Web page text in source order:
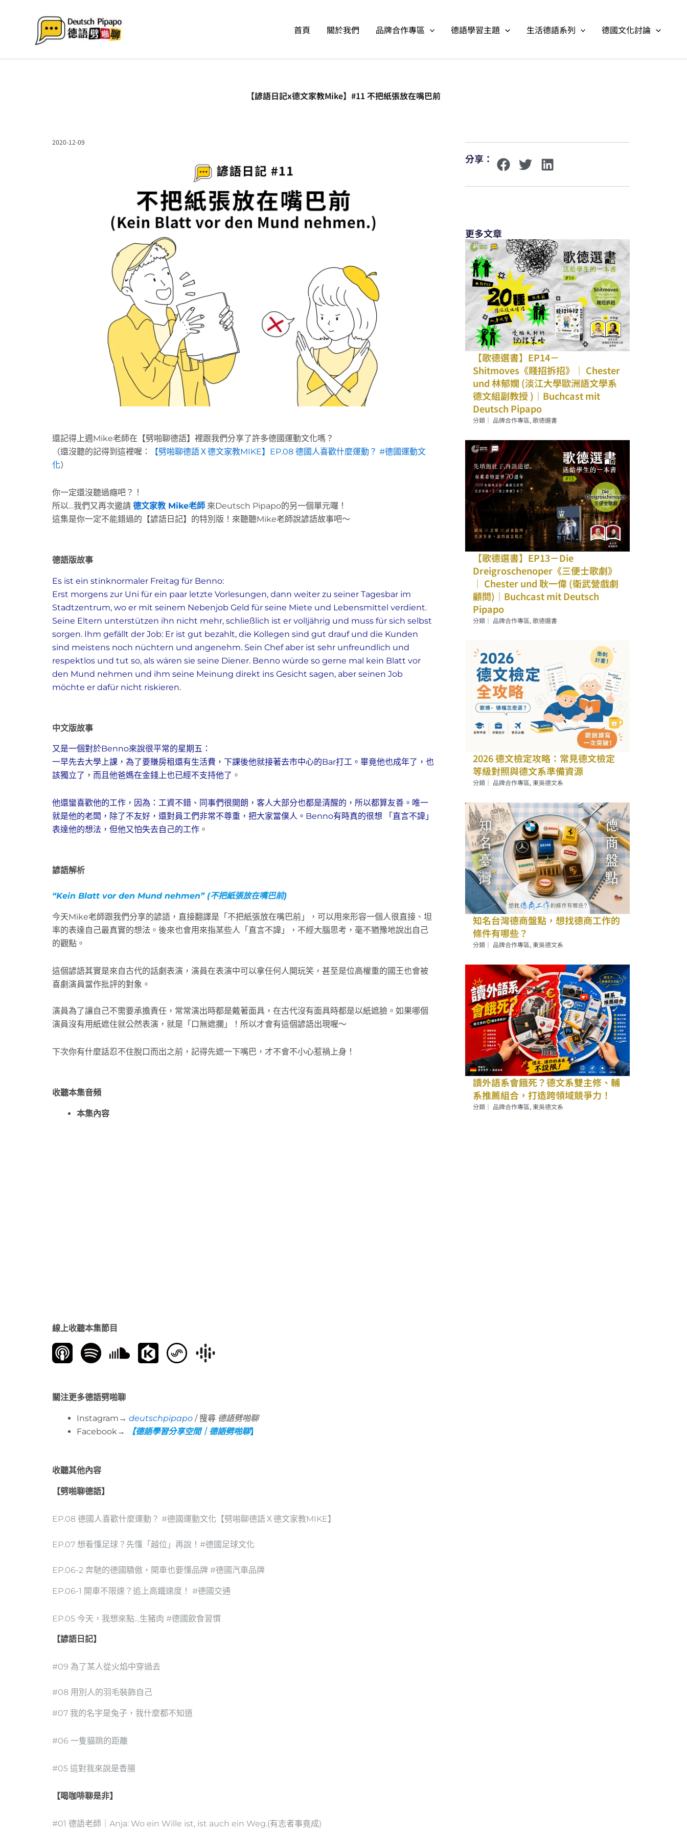
內
首頁 關於我們 品牌合作專區 德語學習主題 生活德語系列 德國文化討論
【諺語日記x德文家教Mike】#11 不把紙張放在嘴巴前
2020-12-09
還記得上週Mike老師在【劈啪聊德語】裡跟我們分享了許多德國運動文化嗎？
（還沒聽的記得到這裡喔：
【劈啪聊德語Ｘ德文家教MIKE】EP.08 德國人喜歡什麼運動？ #德國運動文
化）
你一定還沒聽過癮吧？！
所以…我們又再次邀請 德文家教 Mike老師 來Deutsch Pipapo的另一個單元囉！
這集是你一定不能錯過的【諺語日記】的特別版！來聽聽Mike老師說諺語故事吧～
德語版故事
Es ist ein stinknormaler Freitag für Benno:
Erst morgens zur Uni für ein paar letzte Vorlesungen, dann weiter zu seiner Tagesbar im
Stadtzentrum, wo er mit seinem Nebenjob Geld für seine Miete und Lebensmittel verdient.
Seine Eltern unterstützen ihn nicht mehr, schließlich ist er volljährig und muss für sich selbst
sorgen. Ihm gefällt der Job: Er ist gut bezahlt, die Kollegen sind gut drauf und die Kunden
sind meistens noch nüchtern und angenehm. Sein Chef aber ist sehr unfreundlich und
respektlos und tut so, als wären sie seine Diener. Benno würde so gerne mal kein Blatt vor
den Mund nehmen und ihm seine Meinung direkt ins Gesicht sagen, aber seinen Job
möchte er dafür nicht riskieren.
中文版故事
又是一個對於Benno來說很平常的星期五：
一早先去大學上課，為了要賺房租還有生活費，下課後他就接著去市中心的Bar打工。畢竟他也成年了，也
該獨立了，而且他爸媽在金錢上也已經不支持他了 。
他還蠻喜歡他的工作，因為：工資不錯、同事們很開朗，客人大部分也都是清醒的，所以都算友善。唯一
就是他的老闆，除了不友好，還對員工們非常不尊重，把大家當僕人。Benno有時真的很想 「直言不諱」
表達他的想法，但他又怕失去自己的工作 。
諺語解析
“Kein Blatt vor den Mund nehmen” (不把紙張放在嘴巴前)
今天Mike老師跟我們分享的諺語，直接翻譯是「不把紙張放在嘴巴前」，可以用來形容一個人很直接、坦
率的表達自己最真實的想法。後來也會用來指某些人「直言不諱」，不經大腦思考，毫不猶豫地說出自己
的觀點。
這個諺語其實是來自古代的話劇表演，演員在表演中可以拿任何人開玩笑，甚至是位高權重的國王也會被
喜劇演員當作批評的對象。
演員為了讓自己不需要承擔責任，常常演出時都是戴著面具，在古代沒有面具時都是以紙遮臉。如果哪個
演員沒有用紙遮住就公然表演，就是「口無遮攔」！所以才會有這個諺語出現喔～
下次你有什麼話忍不住脫口而出之前，記得先遮一下嘴巴，才不會不小心惹禍上身！
收聽本集音頻
本集內容
線上收聽本集節目
關注更多德語劈啪聊
Instagram→ deutschpipapo / 搜尋 德語劈啪聊
Facebook→
【德語學習分享空間｜德語劈啪聊】
收聽其他內容
【劈啪聊德語】
EP.08 德國人喜歡什麼運動？ #德國運動文化【劈啪聊德語Ｘ德文家教MIKE】
EP.07 想看懂足球？先懂「越位」再說！#德國足球文化
EP.06-2 奔馳的德國驕傲，開車也要懂品牌 #德國汽車品牌
EP.06-1 開車不限速？追上高鐵速度！ #德國交通
EP.05 今天，我想來點…生豬肉 #德國飲食習慣
【諺語日記】
#09 為了某人從火焰中穿過去
#08 用別人的羽毛裝飾自己
#07 我的名字是兔子，我什麼都不知道
#06 一隻貓跳的距離
#05 這對我來說是香腸
【喝咖啡聊是非】
#01 德語老師｜Anja: Wo ein Wille ist, ist auch ein Weg.(有志者事竟成)
分享：
更多文章
【歌德選書】EP14－
Shitmoves《賤招拆招》｜ Chester
und 林郁嫺 (淡江大學歐洲語文學系
德文組副教授 )｜Buchcast mit
Deutsch Pipapo
分類｜ 品牌合作專區,歌德選書
【歌德選書】EP13－Die
Dreigroschenoper《三便士歌劇》
｜ Chester und 耿一偉 (衛武營戲劇
顧問)｜Buchcast mit Deutsch
Pipapo
分類｜ 品牌合作專區,歌德選書
2026 德文檢定攻略：常見德文檢定
等級對照與德文系準備資源
分類｜ 品牌合作專區,東吳德文系
知名台灣德商盤點，想找德商工作的
條件有哪些？
分類｜ 品牌合作專區,東吳德文系
讀外語系會餓死？德文系雙主修、輔
系推薦組合，打造跨領域競爭力！
分類｜ 品牌合作專區,東吳德文系